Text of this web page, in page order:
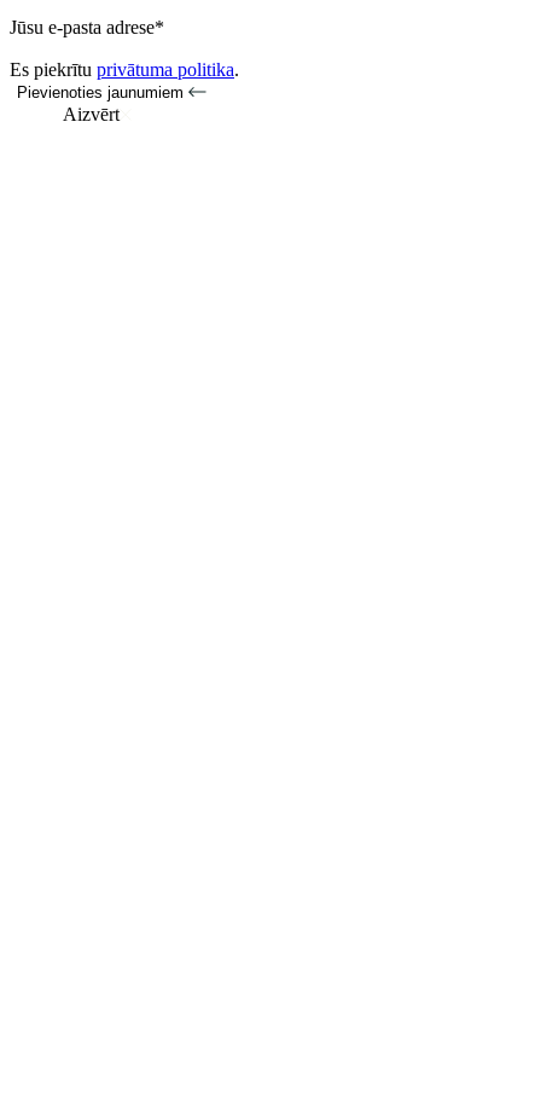
Jūsu e-pasta adrese*
Es piekrītu privātuma politika.
Pievienoties jaunumiem
Aizvērt